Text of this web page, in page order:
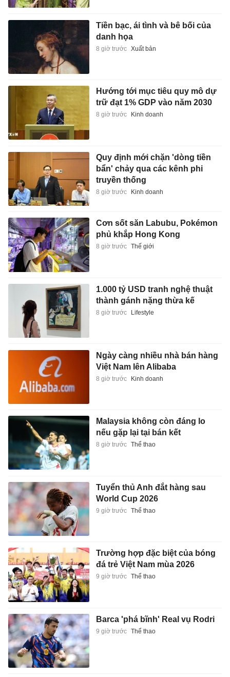
Tiền bạc, ái tình và bê bối của
danh họa
8 giờ trước Xuất bản
Hướng tới mục tiêu quy mô dự
trữ đạt 1% GDP vào năm 2030
8 giờ trước Kinh doanh
Quy định mới chặn 'dòng tiền
bẩn' chảy qua các kênh phi
truyền thống
8 giờ trước Kinh doanh
Cơn sốt săn Labubu, Pokémon
phủ khắp Hong Kong
8 giờ trước Thế giới
1.000 tỷ USD tranh nghệ thuật
thành gánh nặng thừa kế
8 giờ trước Lifestyle
Ngày càng nhiều nhà bán hàng
Việt Nam lên Alibaba
8 giờ trước Kinh doanh
Malaysia không còn đáng lo
nếu gặp lại tại bán kết
8 giờ trước Thể thao
Tuyển thủ Anh đắt hàng sau
World Cup 2026
9 giờ trước Thể thao
Trường hợp đặc biệt của bóng
đá trẻ Việt Nam mùa 2026
9 giờ trước Thể thao
Barca 'phá bĩnh' Real vụ Rodri
9 giờ trước Thể thao